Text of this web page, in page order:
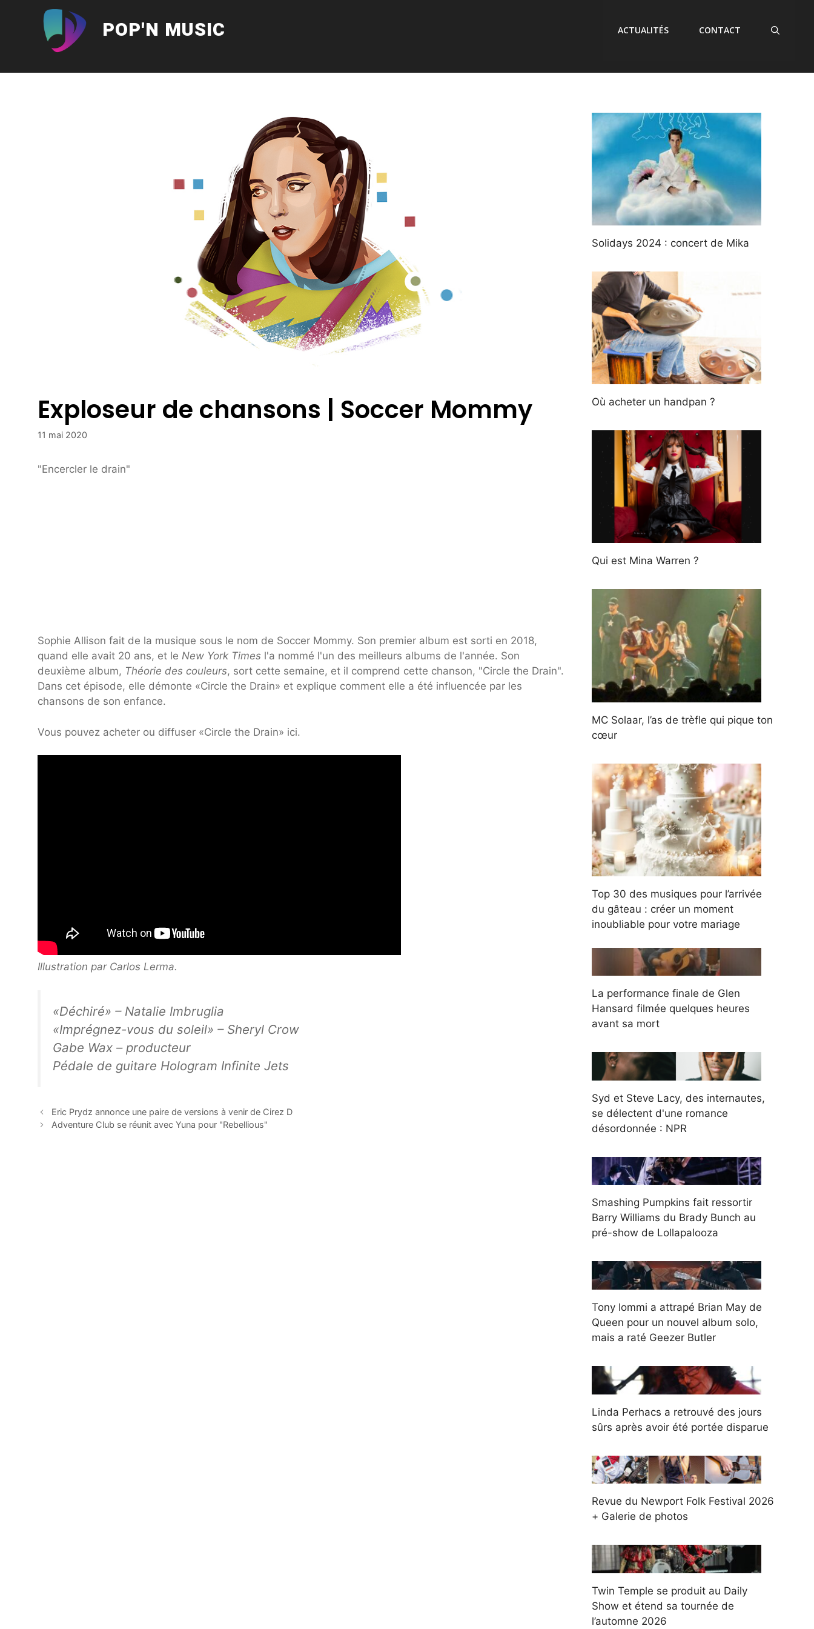
POP'N MUSIC ACTUALITÉS CONTACT
Exploseur de chansons | Soccer Mommy
11 mai 2020
"Encercler le drain"
Sophie Allison fait de la musique sous le nom de Soccer Mommy. Son premier album est sorti en 2018,
quand elle avait 20 ans, et le New York Times l'a nommé l'un des meilleurs albums de l'année. Son
deuxième album, Théorie des couleurs, sort cette semaine, et il comprend cette chanson, "Circle the Drain".
Dans cet épisode, elle démonte «Circle the Drain» et explique comment elle a été influencée par les
chansons de son enfance.
Vous pouvez acheter ou diffuser «Circle the Drain» ici.
Illustration par Carlos Lerma.
«Déchiré» – Natalie Imbruglia
«Imprégnez-vous du soleil» – Sheryl Crow
Gabe Wax – producteur
Pédale de guitare Hologram Infinite Jets
Eric Prydz annonce une paire de versions à venir de Cirez D
Adventure Club se réunit avec Yuna pour "Rebellious"
Solidays 2024 : concert de Mika
Où acheter un handpan ?
Qui est Mina Warren ?
MC Solaar, l’as de trèfle qui pique ton
cœur
Top 30 des musiques pour l’arrivée
du gâteau : créer un moment
inoubliable pour votre mariage
La performance finale de Glen
Hansard filmée quelques heures
avant sa mort
Syd et Steve Lacy, des internautes,
se délectent d'une romance
désordonnée : NPR
Smashing Pumpkins fait ressortir
Barry Williams du Brady Bunch au
pré-show de Lollapalooza
Tony Iommi a attrapé Brian May de
Queen pour un nouvel album solo,
mais a raté Geezer Butler
Linda Perhacs a retrouvé des jours
sûrs après avoir été portée disparue
Revue du Newport Folk Festival 2026
+ Galerie de photos
Twin Temple se produit au Daily
Show et étend sa tournée de
l’automne 2026